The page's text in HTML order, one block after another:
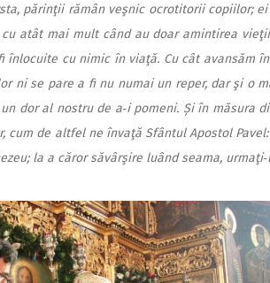
părinţii rămân veşnic ocrotitorii copiilor;
atât mai mult când au doar amintirea
înlocuite cu nimic în viaţă. Cu cât avansăm
ni se pare a fi nu numai un reper, dar şi o
dor al nostru de a‑i pomeni. Și în
cum de altfel ne învaţă Sfântul Apostol
la a căror săvârşire luând seama,